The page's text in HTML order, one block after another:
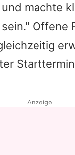
machte
Offene
Anzeige